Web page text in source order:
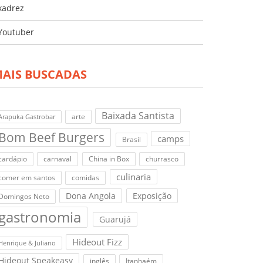
BUSCADAS
Gastrobar arte Baixada Santista
Beef Burgers Brasil camps
carnaval China in Box
churrasco
em santos
comidas culinaria
Neto Dona Angola Exposição
Guarujá
& Juliano Hideout Fizz
Speakeasy